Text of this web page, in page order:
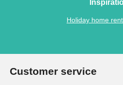
Holiday home
Customer service